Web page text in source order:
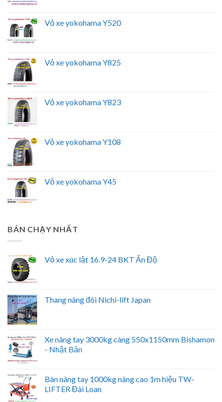
Vỏ xe yokohama Y520
Vỏ xe yokohama Y825
Vỏ xe yokohama Y823
Vỏ xe yokohama Y108
Vỏ xe yokohama Y45
BÁN CHẠY NHẤT
Vỏ xe xúc lật 16.9-24 BKT Ấn Độ
Thang nâng đôi Nichi-lift Japan
Xe nâng tay 3000kg càng 550x1150mm Bishamon
- Nhật Bản
Bàn nâng tay 1000kg nâng cao 1m hiệu TW-
LIFTER Đài Loan